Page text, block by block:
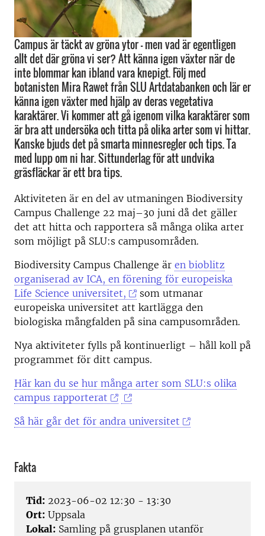
Campus är täckt av gröna ytor – men vad är egentligen
allt det där gröna vi ser? Att känna igen växter när de
inte blommar kan ibland vara knepigt. Följ med
botanisten Mira Rawet från SLU Artdatabanken och lär er
känna igen växter med hjälp av deras vegetativa
karaktärer. Vi kommer att gå igenom vilka karaktärer som
är bra att undersöka och titta på olika arter som vi hittar.
Kanske bjuds det på smarta minnesregler och tips. Ta
med lupp om ni har. Sittunderlag för att undvika
gräsfläckar är ett bra tips.
Aktiviteten är en del av utmaningen Biodiversity
­Campus Challenge 22 maj–30 juni då det gäller
det att hitta och rapportera så många olika arter
som möjligt på SLU:s campusområden.
Biodiversity Campus Challenge är en bioblitz
organiserad av ICA, en förening för europeiska
Life Science universitet,
som utmanar
europeiska universitet att kartlägga den
biologiska mångfalden på sina campusområden.
Nya aktiviteter fylls på kontinuerligt – håll koll på
programmet för ditt campus.
Här kan du se hur många arter som SLU:s olika
campus rapporterat
Så här går det för andra universitet
Fakta
Tid: 2023-06-02 12:30 - 13:30
Ort: Uppsala
Lokal: Samling på grusplanen utanför